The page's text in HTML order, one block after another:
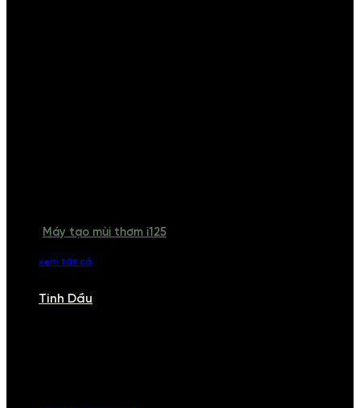
Máy tạo mùi thơm i125
xem tất cả
Tinh Dầu